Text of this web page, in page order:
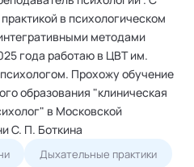
в психологическом
методами
года работаю в ЦВТ им.
Прохожу обучение
образования "клиническая
в Московской
С. П. Боткина
Дыхательные практики